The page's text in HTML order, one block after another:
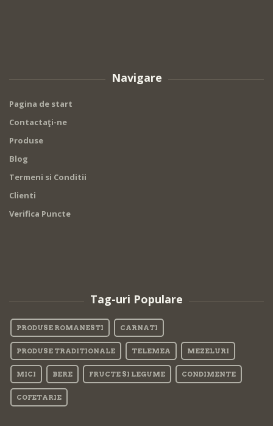
Navigare
Pagina de start
Contactaţi-ne
Produse
Blog
Termeni si Conditii
Clienti
Verifica Puncte
Tag-uri Populare
PRODUSE ROMANESTI CARNATI
PRODUSE TRADITIONALE TELEMEA MEZELURI
MICI BERE FRUCTE SI LEGUME CONDIMENTE
COFETARIE